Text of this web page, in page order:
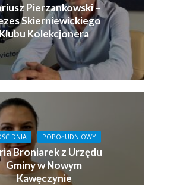
Pierzankowski –
Skierniewickiego
Kolekcjonera
DNIA POPOŁUDNIOWY
Broniarek z Urzędu
Gminy w Nowym
Kawęczynie